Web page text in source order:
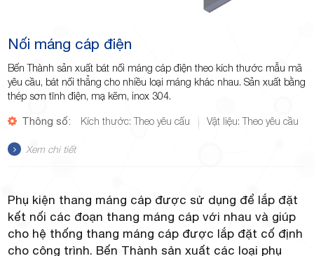
Nối máng cáp điện
Bến Thành sản xuất bát nối máng cáp điện theo kích thước mẫu mã
yêu cầu, bát nối thẳng cho nhiều loại máng khác nhau. Sản xuất bằng
thép sơn tĩnh điện, mạ kẽm, inox 304.
Thông số: Kích thước: Theo yêu cấu Vật liệu: Theo yêu cầu
Xem chi tiết
Phụ kiện thang máng cáp được sử dụng để lắp đặt
kết nối các đoạn thang máng cáp với nhau và giúp
cho hệ thống thang máng cáp được lắp đặt cố định
cho công trình. Bến Thành sản xuất các loại phụ